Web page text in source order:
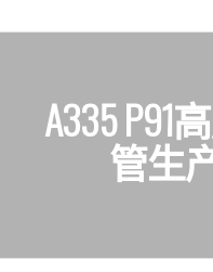
A335 P91
管生